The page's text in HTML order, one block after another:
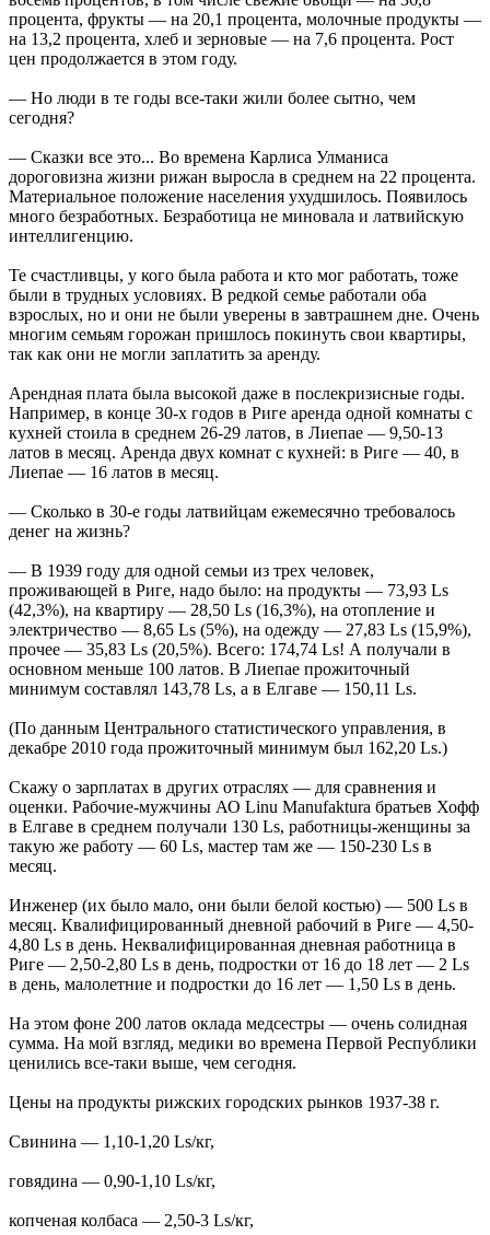
процента, фрукты — на 20,1 процента, молочные продукты —
на 13,2 процента, хлеб и зерновые — на 7,6 процента. Рост
цен продолжается в этом году.
— Но люди в те годы все-таки жили более сытно, чем
сегодня?
— Сказки все это... Во времена Карлиса Улманиса
дороговизна жизни рижан выросла в среднем на 22 процента.
Материальное положение населения ухудшилось. Появилось
много безработных. Безработица не миновала и латвийскую
интеллигенцию.
Те счастливцы, у кого была работа и кто мог работать, тоже
были в трудных условиях. В редкой семье работали оба
взрослых, но и они не были уверены в завтрашнем дне. Очень
многим семьям горожан пришлось покинуть свои квартиры,
так как они не могли заплатить за аренду.
Арендная плата была высокой даже в послекризисные годы.
Например, в конце 30-х годов в Риге аренда одной комнаты с
кухней стоила в среднем 26-29 латов, в Лиепае — 9,50-13
латов в месяц. Аренда двух комнат с кухней: в Риге — 40, в
Лиепае — 16 латов в месяц.
— Сколько в 30-е годы латвийцам ежемесячно требовалось
денег на жизнь?
— В 1939 году для одной семьи из трех человек,
проживающей в Риге, надо было: на продукты — 73,93 Ls
(42,3%), на квартиру — 28,50 Ls (16,3%), на отопление и
электричество — 8,65 Ls (5%), на одежду — 27,83 Ls (15,9%),
прочее — 35,83 Ls (20,5%). Всего: 174,74 Ls! А получали в
основном меньше 100 латов. В Лиепае прожиточный
минимум составлял 143,78 Ls, а в Елгаве — 150,11 Ls.
(По данным Центрального статистического управления, в
декабре 2010 года прожиточный минимум был 162,20 Ls.)
Скажу о зарплатах в других отраслях — для сравнения и
оценки. Рабочие-мужчины АО Linu Manufaktura братьев Хофф
в Елгаве в среднем получали 130 Ls, работницы-женщины за
такую же работу — 60 Ls, мастер там же — 150-230 Ls в
месяц.
Инженер (их было мало, они были белой костью) — 500 Ls в
месяц. Квалифицированный дневной рабочий в Риге — 4,50-
4,80 Ls в день. Неквалифицированная дневная работница в
Риге — 2,50-2,80 Ls в день, подростки от 16 до 18 лет — 2 Ls
в день, малолетние и подростки до 16 лет — 1,50 Ls в день.
На этом фоне 200 латов оклада медсестры — очень солидная
сумма. На мой взгляд, медики во времена Первой Республики
ценились все-таки выше, чем сегодня.
Цены на продукты рижских городских рынков 1937-38 г.
Свинина — 1,10-1,20 Ls/кг,
говядина — 0,90-1,10 Ls/кг,
копченая колбаса — 2,50-3 Ls/кг,